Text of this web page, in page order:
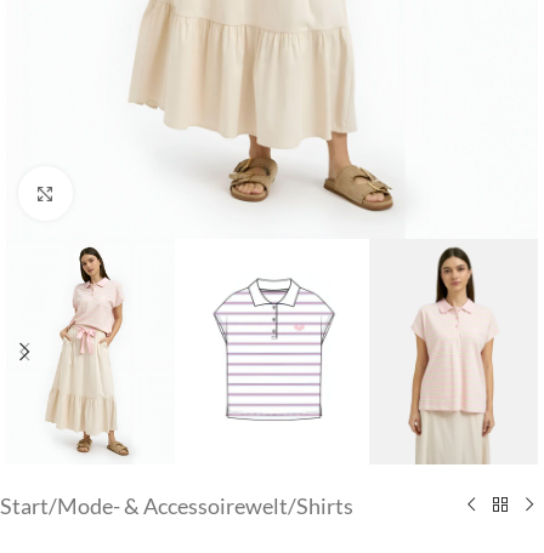
Klick zum Vergrößern
Start/Mode- & Accessoirewelt/Shirts